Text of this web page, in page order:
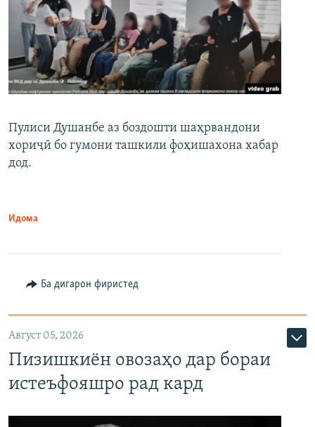
Пулиси Душанбе аз боздошти шаҳрвандони
хориҷӣ бо гумони ташкили фоҳишахона хабар
дод.
Идома
Ба дигарон фиристед
Август 05, 2026
Пизишкиён овозаҳо дар бораи
истеъфояшро рад кард